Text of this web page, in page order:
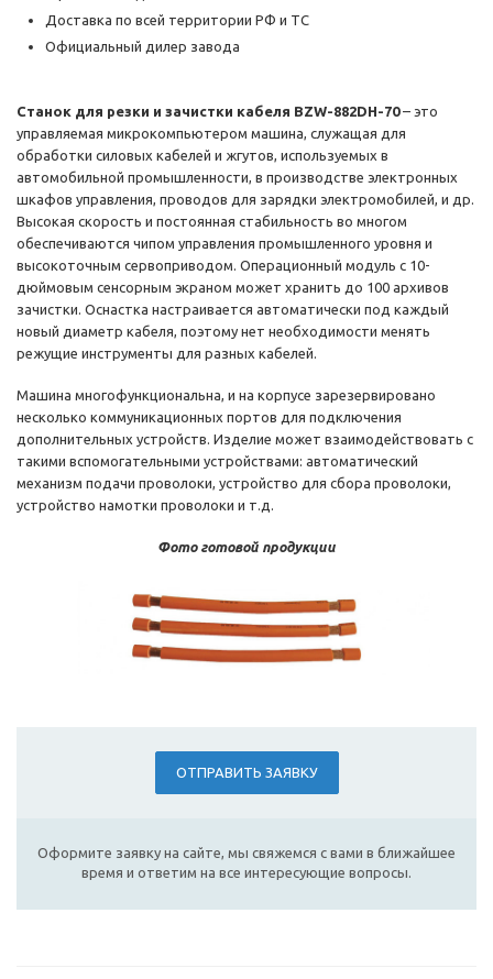
Доставка по всей территории РФ и ТС
Официальный дилер завода
Станок для резки и зачистки кабеля BZW-882DH-70– это
управляемая микрокомпьютером машина, служащая для
обработки силовых кабелей и жгутов, используемых в
автомобильной промышленности, в производстве электронных
шкафов управления, проводов для зарядки электромобилей, и др.
Высокая скорость и постоянная стабильность во многом
обеспечиваются чипом управления промышленного уровня и
высокоточным сервоприводом. Операционный модуль с 10-
дюймовым сенсорным экраном может хранить до 100 архивов
зачистки. Оснастка настраивается автоматически под каждый
новый диаметр кабеля, поэтому нет необходимости менять
режущие инструменты для разных кабелей.
Машина многофункциональна, и на корпусе зарезервировано
несколько коммуникационных портов для подключения
дополнительных устройств. Изделие может взаимодействовать с
такими вспомогательными устройствами: автоматический
механизм подачи проволоки, устройство для сбора проволоки,
устройство намотки проволоки и т.д.
Фото готовой продукции
ОТПРАВИТЬ ЗАЯВКУ
Оформите заявку на сайте, мы свяжемся с вами в ближайшее
время и ответим на все интересующие вопросы.